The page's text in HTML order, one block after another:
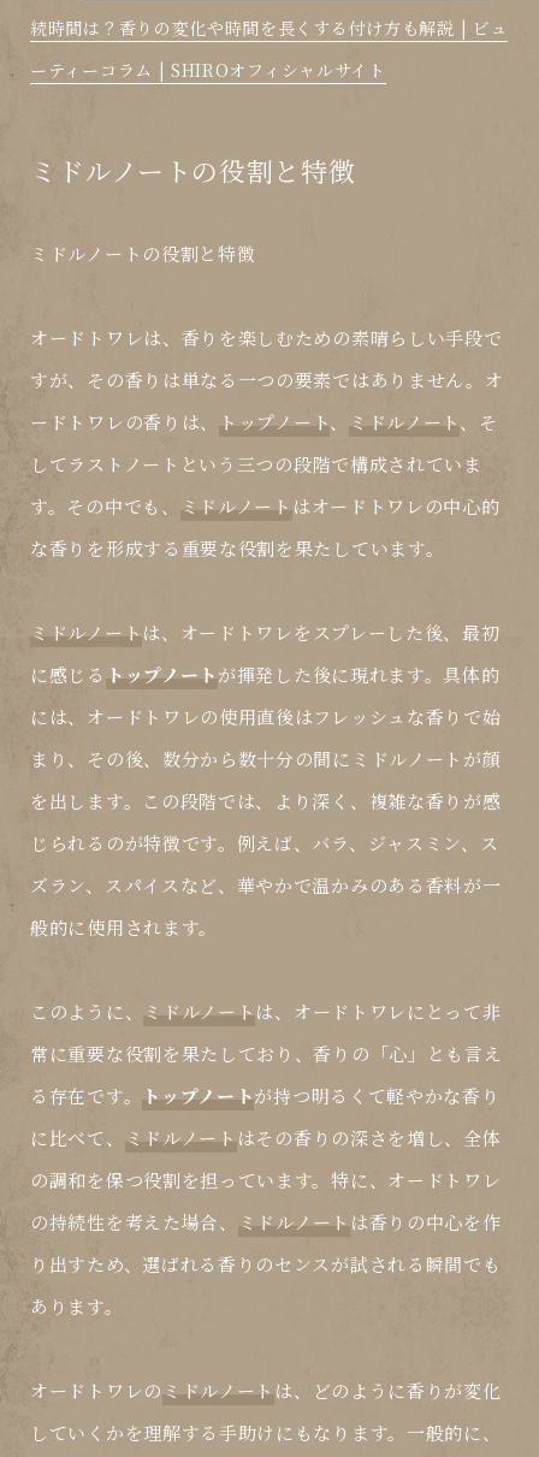
続時間は？香りの変化や時間を長くする付け方も解説 | ビュ
ーティーコラム | SHIROオフィシャルサイト
ミドルノートの役割と特徴
ミドルノートの役割と特徴
オードトワレは、香りを楽しむための素晴らしい手段で
すが、その香りは単なる一つの要素ではありません。オ
ードトワレの香りは、
トップノート、 ミドルノート、そ
してラストノート という三つの段階で構成されていま
す。その中でも、
ミドルノート はオードトワレの中心的
な香りを形成する重要な役割を果たしています。
ミドルノート は、オードトワレをスプレーした後、最初
に感じる トップノートが揮発した後に現れます。具体的
には、オードトワレの使用直後はフレッシュな香りで始
まり、その後、数分から数十分の間に ミドルノート が顔
を出します。この段階では、より深く、複雑な香りが感
じられるのが特徴です。例えば、バラ、ジャスミン、ス
ズラン、スパイスなど、華やかで温かみのある香料が一
般的に使用されます。
このように、 ミドルノート は、オードトワレにとって非
常に重要な役割を果たしており、香りの「心」とも言え
る存在です。
トップノートが持つ明るくて軽やかな香り
に比べて、
ミドルノート はその香りの深さを増し、全体
の調和を保つ役割を担っています。特に、オードトワレ
の持続性を考えた場合、
ミドルノート は香りの中心を作
り出すため、選ばれる香りのセンスが試される瞬間でも
あります。
オードトワレの ミドルノート は、どのように香りが変化
していくかを理解する手助けにもなります。一般的に、